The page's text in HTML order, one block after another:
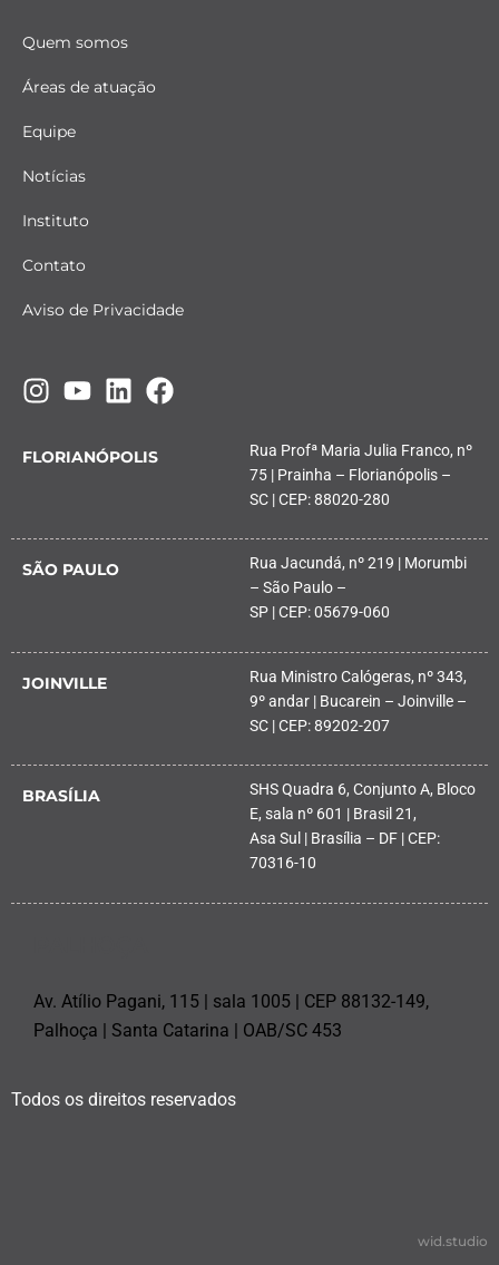
Quem somos
Áreas de atuação
Equipe
Notícias
Instituto
Contato
Aviso de Privacidade
FLORIANÓPOLIS
Rua Profª Maria Julia Franco, nº
75 | Prainha – Florianópolis –
SC | CEP: 88020-280
SÃO PAULO
Rua Jacundá, nº 219 | Morumbi
– São Paulo –
SP | CEP: 05679-060
JOINVILLE
Rua Ministro Calógeras, nº 343,
9º andar | Bucarein – Joinville –
SC | CEP: 89202-207
BRASÍLIA
SHS Quadra 6, Conjunto A, Bloco
E, sala nº 601 | Brasil 21,
Asa Sul | Brasília – DF | CEP:
70316-10
Av. Atílio Pagani, 115 | sala 1005 | CEP 88132-149,
Palhoça | Santa Catarina | OAB/SC 453
Todos os direitos reservados
wid.studio